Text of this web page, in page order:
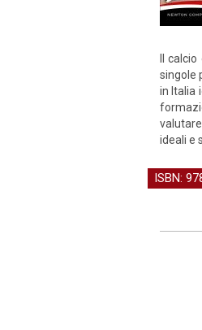
Il
singole
in Italia
ideali e
ISBN: